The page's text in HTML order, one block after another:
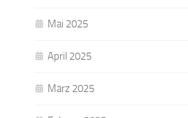
Mai 2025
April 2025
März 2025